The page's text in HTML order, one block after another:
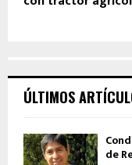
ÚLTIMOS
de